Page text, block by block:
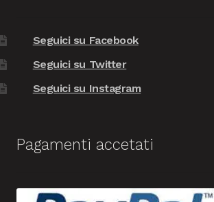
Seguici su Facebook
Seguici su Twitter
Seguici su Instagram
Pagamenti accetati